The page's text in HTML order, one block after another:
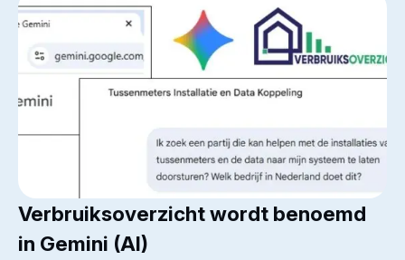
Verbruiksoverzicht wordt benoemd
in Gemini (AI)